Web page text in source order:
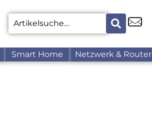
Smart Home Netzwerk & Router